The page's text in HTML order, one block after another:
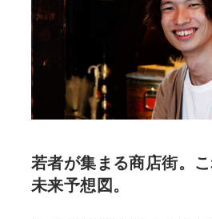
若者が集まる商店街。
未来予想図。